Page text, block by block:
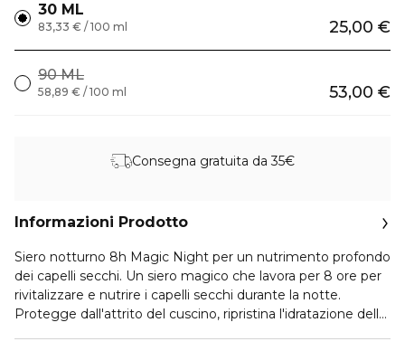
30 ML
25,00 €
83,33 € / 100 ml
90 ML
53,00 €
58,89 € / 100 ml
Consegna gratuita da 35€
Informazioni Prodotto
Siero notturno 8h Magic Night per un nutrimento profondo
dei capelli secchi. Un siero magico che lavora per 8 ore per
rivitalizzare e nutrire i capelli secchi durante la notte.
Protegge dall'attrito del cuscino, ripristina l'idratazione della